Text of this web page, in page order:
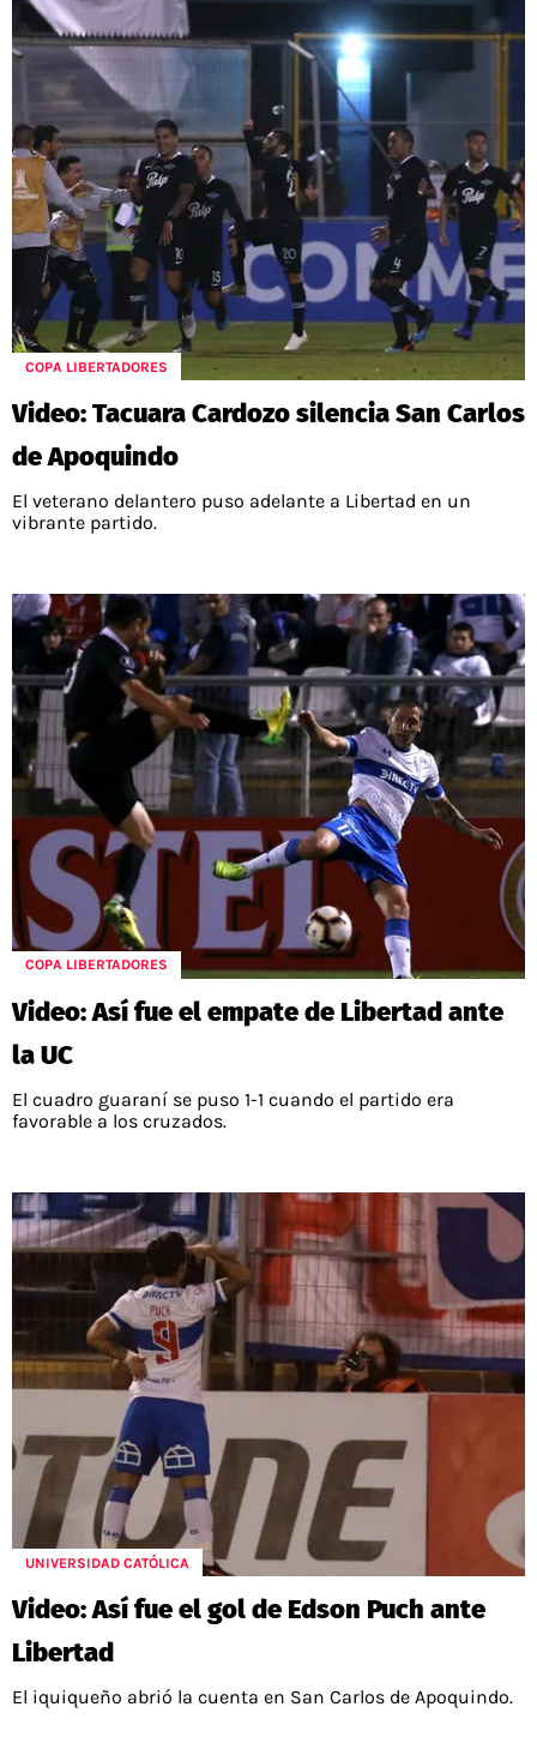
COPA LIBERTADORES
Video: Tacuara Cardozo silencia San Carlos
de Apoquindo
El veterano delantero puso adelante a Libertad en un
vibrante partido.
COPA LIBERTADORES
Video: Así fue el empate de Libertad ante
la UC
El cuadro guaraní se puso 1-1 cuando el partido era
favorable a los cruzados.
UNIVERSIDAD CATÓLICA
Video: Así fue el gol de Edson Puch ante
Libertad
El iquiqueño abrió la cuenta en San Carlos de Apoquindo.